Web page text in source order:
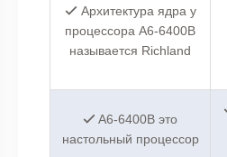
Архитектура ядра у
процессора A6-6400B
называется Richland
A6-6400B это
настольный процессор